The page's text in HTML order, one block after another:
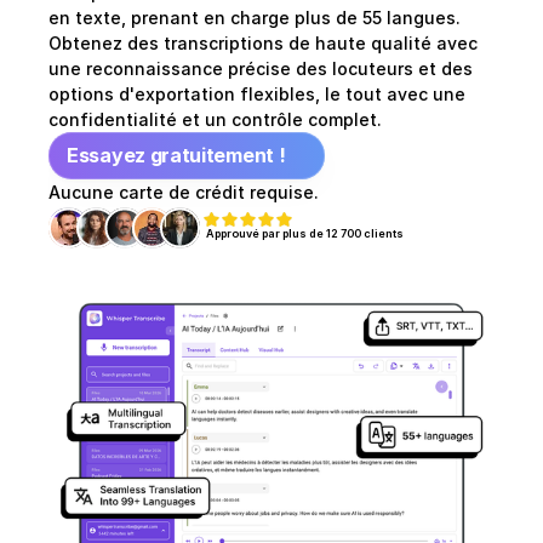
en texte, prenant en charge plus de 55 langues.
Obtenez des transcriptions de haute qualité avec
une reconnaissance précise des locuteurs et des
options d'exportation flexibles, le tout avec une
confidentialité et un contrôle complet.
Essayez gratuitement !
Aucune carte de crédit requise.
Approuvé par plus de 12 700 clients